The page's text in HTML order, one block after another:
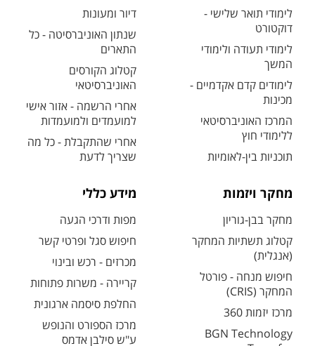
לימודי תואר שלישי -
דוקטורט
לימודי תעודה ולימודי
המשך
לימודים קדם אקדמיים -
מכינות
המרכז האוניברסיטאי
ללימודי חוץ
תוכניות בין-לאומיות
דיור ומעונות
שנתון האוניברסיטה - כל
התארים
קטלוג הקורסים
האוניברסיטאי
אחרי הרשמה - אזור אישי
למועמדים ולמועמדות
אחרי שהתקבלת - כל מה
שצריך לדעת
מחקר ויזמות
מחקר בבן-גוריון
קטלוג תשתיות המחקר
(אנגלית)
חיפוש מנחה - פורטל
המחקר (CRIS)
מרכז יזמות 360
BGN Technology
מידע כללי
מפות ודרכי הגעה
חיפוש סגל ופרטי קשר
מכרזים - רכש ובינוי
קריירה - משרות פתוחות
החלפת סיסמה ארגונית
מרכז הספורט והנופש
ע"ש סילבן אדמס